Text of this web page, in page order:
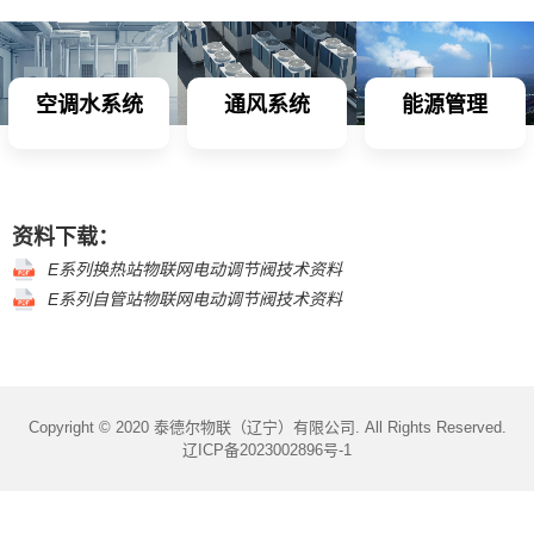
空调水系统 通风系统 能源管理
资料下载：
E系列换热站物联网电动调节阀技术资料
E系列自管站物联网电动调节阀技术资料
Copyright © 2020 泰德尔物联（辽宁）有限公司. All Rights Reserved.
辽ICP备2023002896号-1